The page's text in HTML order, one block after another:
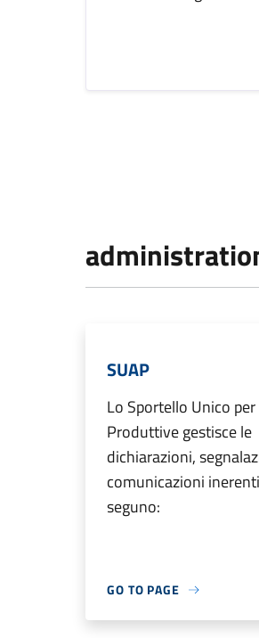
SUAP
Lo Sportello Unico
Produttive gestisce
dichiarazioni,
comunicazioni
seguno:
GO TO PAGE